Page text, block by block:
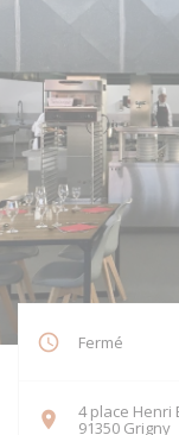
Fermé
4 place Henri
91350 Grigny